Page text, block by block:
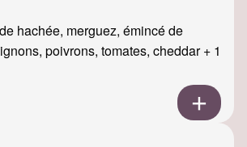
hachée, merguez, émincé de
poivrons, tomates, cheddar + 1